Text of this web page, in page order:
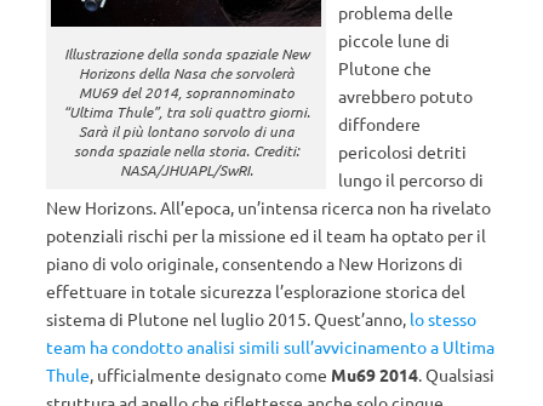
Illustrazione della sonda spaziale New
Horizons della Nasa che sorvolerà
MU69 del 2014, soprannominato
“Ultima Thule”, tra soli quattro giorni.
Sarà il più lontano sorvolo di una
sonda spaziale nella storia. Crediti:
NASA/JHUAPL/SwRI.
problema delle
piccole lune di
Plutone che
avrebbero potuto
diffondere
pericolosi detriti
lungo il percorso di
New Horizons. All’epoca, un’intensa ricerca non ha rivelato
potenziali rischi per la missione ed il team ha optato per il
piano di volo originale, consentendo a New Horizons di
effettuare in totale sicurezza l’esplorazione storica del
sistema di Plutone nel luglio 2015. Quest’anno, lo stesso
team ha condotto analisi simili sull’avvicinamento a Ultima
Thule, ufficialmente designato come Mu69 2014. Qualsiasi